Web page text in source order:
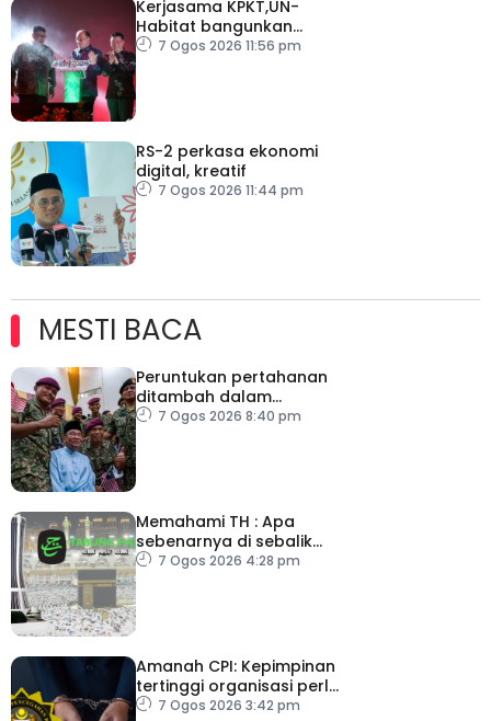
Kerjasama KPKT,UN-
Habitat bangunkan
inisiatif My Public Space
7 Ogos 2026 11:56 pm
RS-2 perkasa ekonomi
digital, kreatif
7 Ogos 2026 11:44 pm
MESTI BACA
Peruntukan pertahanan
ditambah dalam
Belanjawan 2027
7 Ogos 2026 8:40 pm
Memahami TH : Apa
sebenarnya di sebalik
angka
7 Ogos 2026 4:28 pm
Amanah CPI: Kepimpinan
tertinggi organisasi perlu
pacu reformasi radikal
7 Ogos 2026 3:42 pm